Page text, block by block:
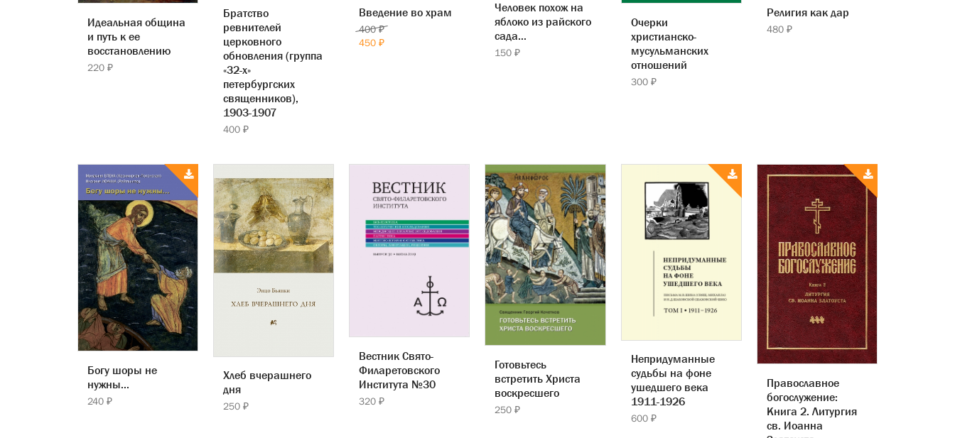
Идеальная община
и путь к ее
восстановлению
220 ₽
Братство
ревнителей
церковного
обновления (группа
«32-х»
петербургских
священников),
1903-1907
400 ₽
Введение во храм
400 ₽
450 ₽
Человек похож на
яблоко из райского
сада...
150 ₽
Очерки
христианско-
мусульманских
отношений
300 ₽
Религия как дар
480 ₽
Богу шоры не
нужны...
240 ₽
Хлеб вчерашнего
дня
250 ₽
Вестник Свято-
Филаретовского
Института №30
320 ₽
Готовьтесь
встретить Христа
воскресшего
250 ₽
Непридуманные
судьбы на фоне
ушедшего века
1911-1926
600 ₽
Православное
богослужение:
Книга 2. Литургия
св. Иоанна